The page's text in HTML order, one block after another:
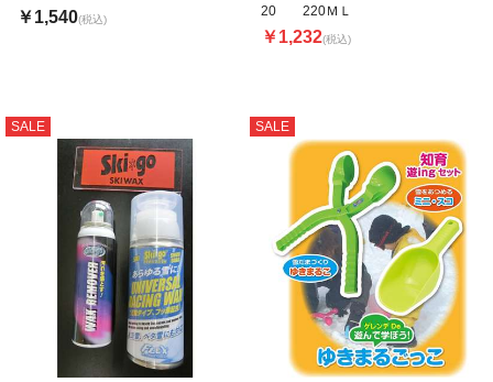
￥1,540(税込)
20 220ＭＬ
￥1,232(税込)
SALE SALE